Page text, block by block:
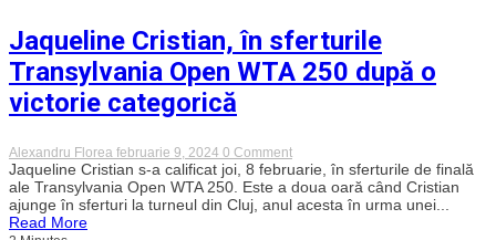
Jaqueline Cristian, în sferturile
Transylvania Open WTA 250 după o
victorie categorică
Alexandru Florea februarie 9, 2024 0 Commenton
Jaqueline
Cristian,
în
sferturile
Jaqueline Cristian s-a calificat joi, 8 februarie, în sferturile de finală
ale Transylvania Open WTA 250. Este a doua oară când Cristian
ajunge în sferturi la turneul din Cluj, anul acesta în urma unei...
Read More